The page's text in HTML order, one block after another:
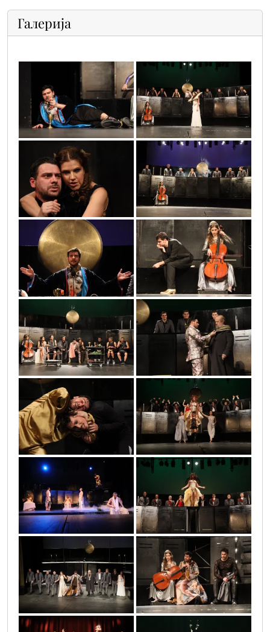
Галерија
0o3a0264 0o3a1152
0o3a0515 0o3a0306
0o3a0316 0o3a1961
0o3a0935 0o3a1197
0o3a1394 0o3a1584
0o3a0172 0o3a1522
0o3a5383 0o3a2200